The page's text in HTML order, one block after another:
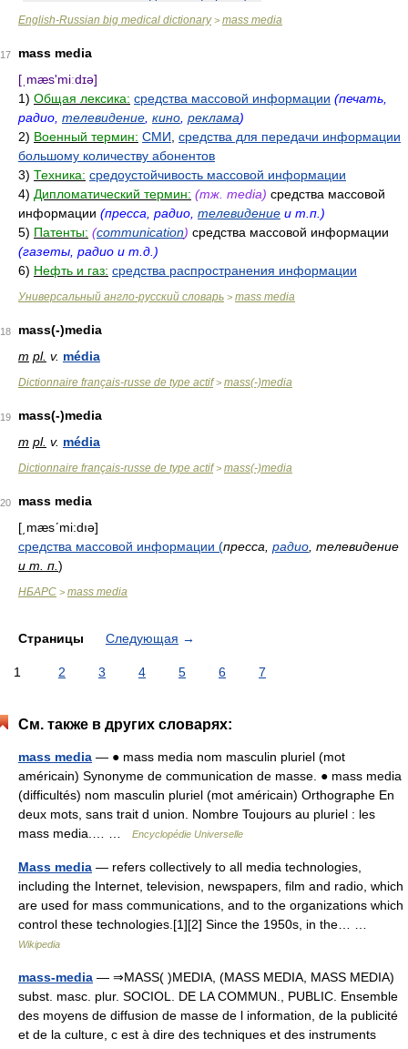
English-Russian big medical dictionary> mass media
17
mass media
[ˌmæs'miːdɪə]
1) Общая лексика: средства массовой информации (печать,
радио, телевидение кино реклама)
2) Военный термин: СМИ средства для передачи информации
большому количеству абонентов
3) Техника: средоустойчивость массовой информации
4) Дипломатический термин: (тж. media) средства массовой
информации (пресса, радио, телевидение и т.п.)
5) Патенты: (communication) средства массовой информации
(газеты, радио и т.д.)
6) Нефть и газ: средства распространения информации
Универсальный англо-русский словарь > mass media
18
mass(-)media
m pl. v. média
Dictionnaire français-russe de type actif> mass(-)media
19
mass(-)media
m pl. v. média
Dictionnaire français-russe de type actif> mass(-)media
20
mass media
[͵mæsʹmi:dıə]
средства массовой информации (пресса, радио , телевидение
и т. п. )
НБАРС > mass media
Страницы Следующая →
1 2 3 4 5 6 7
См. также в других словарях:
mass media — ● mass media nom masculin pluriel (mot
américain) Synonyme de communication de masse. ● mass media
(difficultés) nom masculin pluriel (mot américain) Orthographe En
deux mots, sans trait d union. Nombre Toujours au pluriel : les
mass media.… …
Encyclopédie Universelle
Mass media — refers collectively to all media technologies,
including the Internet, television, newspapers, film and radio, which
are used for mass communications, and to the organizations which
control these technologies.[1][2] Since the 1950s, in the… …
Wikipedia
mass-media — ⇒MASS( )MEDIA, (MASS MEDIA, MASS MEDIA)
subst. masc. plur. SOCIOL. DE LA COMMUN., PUBLIC. Ensemble
des moyens de diffusion de masse de l information, de la publicité
et de la culture, c est à dire des techniques et des instruments